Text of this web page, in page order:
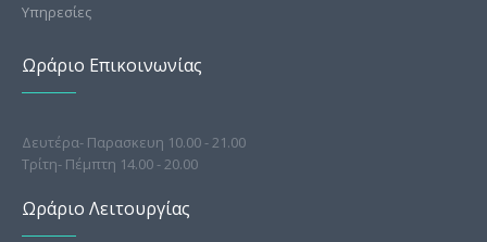
Υπηρεσίες
Ωράριο Επικοινωνίας
Δευτέρα- Παρασκευη 10.00 - 21.00
Τρίτη- Πέμπτη 14.00 - 20.00
Ωράριο Λειτουργίας